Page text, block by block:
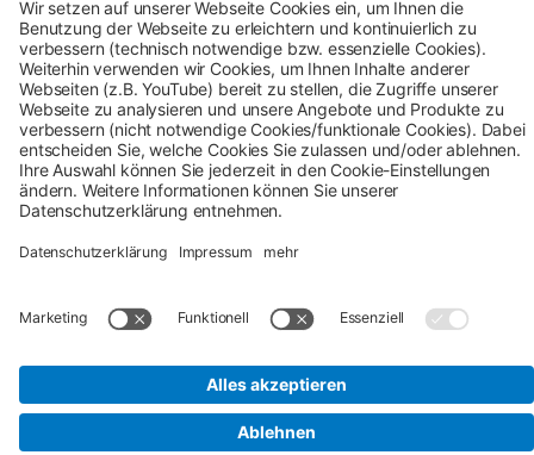
Zahlung & Versand
AGB Verbraucherinformation
Impressum
Datenschutz
Cookie-Einstellungen
Alle Preise inkl. gesetzl. Mehrwertsteuer zzgl.
Versandkostenund ggf. Nachnahmegebühren, wenn
nicht anders angegeben.
Lieferungen von Solarmodulen für bestimmte Betreiber. Weitere